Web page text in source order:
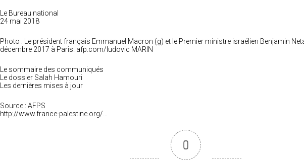
Le Bureau national
24 mai 2018
Photo : Le président français Emmanuel Macron (g) et le Premier ministre israélien Benjamin
décembre 2017 à Paris. afp.com/ludovic MARIN
Le sommaire des communiqués
Le dossier Salah Hamouri
Les dernières mises à jour
Source : AFPS
http://www.france-palestine.org/…
0